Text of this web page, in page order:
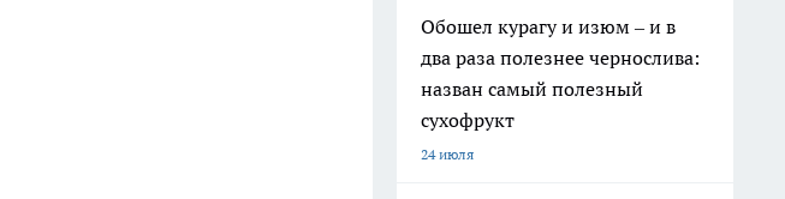
Обошел курагу и изюм – и в
два раза полезнее чернослива:
назван самый полезный
сухофрукт
24 июля